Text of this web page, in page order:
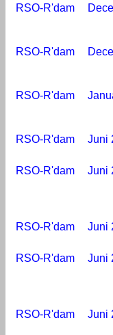
RSO-R'dam
RSO-R'dam
RSO-R'dam
RSO-R'dam Juni
RSO-R'dam Juni
RSO-R'dam Juni
RSO-R'dam Juni
RSO-R'dam Juni